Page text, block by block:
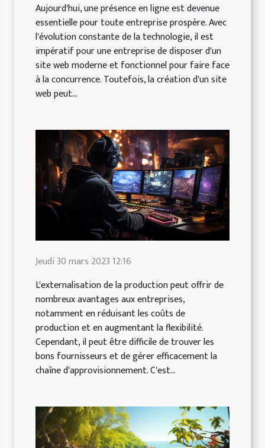
Aujourd'hui, une présence en ligne est devenue
essentielle pour toute entreprise prospère. Avec
l'évolution constante de la technologie, il est
impératif pour une entreprise de disposer d'un
site web moderne et fonctionnel pour faire face
à la concurrence. Toutefois, la création d'un site
web peut...
Jeudi 30 mars 2023 12:16
L'externalisation de la production peut offrir de
nombreux avantages aux entreprises,
notamment en réduisant les coûts de
production et en augmentant la flexibilité.
Cependant, il peut être difficile de trouver les
bons fournisseurs et de gérer efficacement la
chaîne d'approvisionnement. C'est...